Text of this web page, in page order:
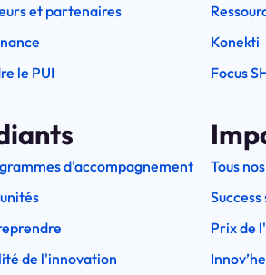
et partenaires
le PUI
Konekti
Focus
d'accompagnement
de l'innovation
Tous
Prix de